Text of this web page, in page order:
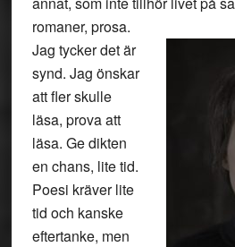
romaner, prosa.
Jag tycker det är
synd. Jag önskar
att fler skulle
läsa, prova att
läsa. Ge dikten
en chans, lite tid.
Poesi kräver lite
tid och kanske
eftertanke, men